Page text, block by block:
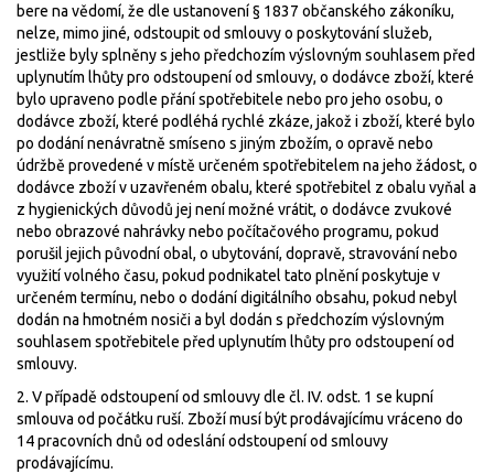
bere na vědomí, že dle ustanovení § 1837 občanského zákoníku,
nelze, mimo jiné, odstoupit od smlouvy o poskytování služeb,
jestliže byly splněny s jeho předchozím výslovným souhlasem před
uplynutím lhůty pro odstoupení od smlouvy, o dodávce zboží, které
bylo upraveno podle přání spotřebitele nebo pro jeho osobu, o
dodávce zboží, které podléhá rychlé zkáze, jakož i zboží, které bylo
po dodání nenávratně smíseno s jiným zbožím, o opravě nebo
údržbě provedené v místě určeném spotřebitelem na jeho žádost, o
dodávce zboží v uzavřeném obalu, které spotřebitel z obalu vyňal a
z hygienických důvodů jej není možné vrátit, o dodávce zvukové
nebo obrazové nahrávky nebo počítačového programu, pokud
porušil jejich původní obal, o ubytování, dopravě, stravování nebo
využití volného času, pokud podnikatel tato plnění poskytuje v
určeném termínu, nebo o dodání digitálního obsahu, pokud nebyl
dodán na hmotném nosiči a byl dodán s předchozím výslovným
souhlasem spotřebitele před uplynutím lhůty pro odstoupení od
smlouvy.
2. V případě odstoupení od smlouvy dle čl. IV. odst. 1 se kupní
smlouva od počátku ruší. Zboží musí být prodávajícímu vráceno do
14 pracovních dnů od odeslání odstoupení od smlouvy
prodávajícímu.